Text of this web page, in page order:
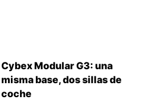
Cybex Modular G3: una
misma base, dos sillas de
coche